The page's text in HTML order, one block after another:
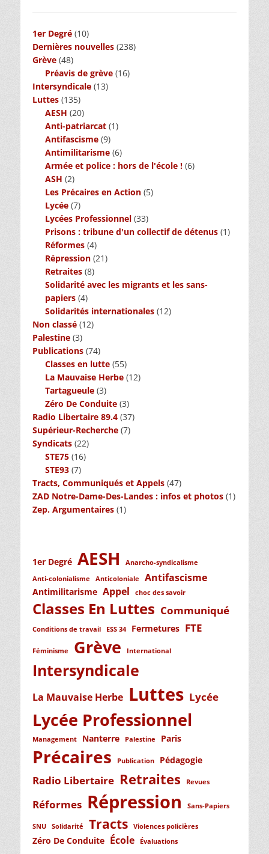
1er Degré (10)
Dernières nouvelles (238)
Grève (48)
Préavis de grève (16)
Intersyndicale (13)
Luttes (135)
AESH (20)
Anti-patriarcat (1)
Antifascisme (9)
Antimilitarisme (6)
Armée et police : hors de l'école ! (6)
ASH (2)
Les Précaires en Action (5)
Lycée (7)
Lycées Professionnel (33)
Prisons : tribune d'un collectif de détenus (1)
Réformes (4)
Répression (21)
Retraites (8)
Solidarité avec les migrants et les sans-
papiers (4)
Solidarités internationales (12)
Non classé (12)
Palestine (3)
Publications (74)
Classes en lutte (55)
La Mauvaise Herbe (12)
Tartagueule (3)
Zéro De Conduite (3)
Radio Libertaire 89.4 (37)
Supérieur-Recherche (7)
Syndicats (22)
STE75 (16)
STE93 (7)
Tracts, Communiqués et Appels (47)
ZAD Notre-Dame-Des-Landes : infos et photos (1)
Zep. Argumentaires (1)
1er Degré AESH
Anarcho-syndicalisme
Anti-colonialisme
Anticoloniale Antifascisme
Antimilitarisme Appel choc des savoir
Classes En Luttes Communiqué
Conditions de travail ESS 34 Fermetures FTE
Féminisme Grève International
Intersyndicale
La Mauvaise Herbe Luttes Lycée
Lycée Professionnel
Management Nanterre Palestine Paris
Précaires Publication Pédagogie
Radio Libertaire Retraites Revues
Réformes Répression Sans-Papiers
SNU Solidarité Tracts Violences policières
Zéro De Conduite École Évaluations